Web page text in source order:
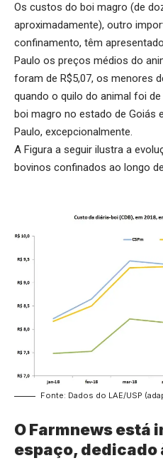
Os custos do boi magro (de
aproximadamente), outro
confinamento, têm
Paulo os preços médios do
foram de R$5,07, os menores
quando o quilo do animal foi
boi magro no estado de Goiás
Paulo, excepcionalmente.
A Figura a seguir ilustra a
bovinos confinados ao longo
Fonte: Dados do LAE/USP
O Farmnews está
espaço, dedicado